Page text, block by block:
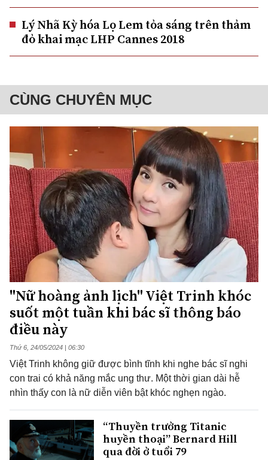
Lý Nhã Kỳ hóa Lọ Lem tỏa sáng trên thảm
đỏ khai mạc LHP Cannes 2018
CÙNG CHUYÊN MỤC
"Nữ hoàng ảnh lịch" Việt Trinh khóc
suốt một tuần khi bác sĩ thông báo
điều này
Thứ 6, 24/05/2024 | 06:30
Việt Trinh không giữ được bình tĩnh khi nghe bác sĩ nghi
con trai có khả năng mắc ung thư. Một thời gian dài hễ
nhìn thấy con là nữ diễn viên bật khóc nghẹn ngào.
“Thuyền trưởng Titanic
huyền thoại” Bernard Hill
qua đời ở tuổi 79